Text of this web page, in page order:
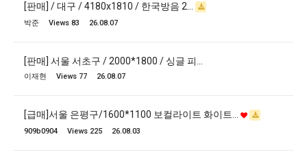
[판매] / 대구 / 4180x1810 / 한국방음 2…
박준 Views 83 26.08.07
[판매] 서울 서초구 / 2000*1800 / 싱글 피…
이재현 Views 77 26.08.07
[급매]서울 은평구/1600*1100 보컬라이트 화이트…
909b0904 Views 225 26.08.03